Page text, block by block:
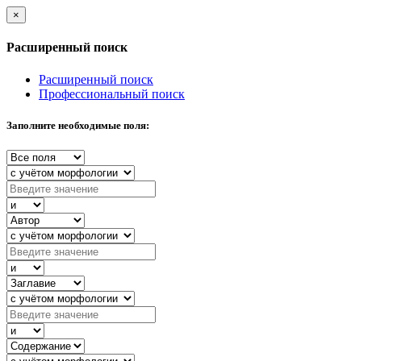
×
Расширенный поиск
Расширенный поиск
Профессиональный поиск
Заполните необходимые поля: